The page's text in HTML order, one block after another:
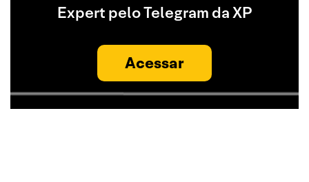
Expert pelo Telegram da XP
Acessar